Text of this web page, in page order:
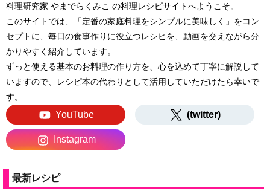
料理研究家 やまでらくみこ の料理レシピサイトへようこそ。
このサイトでは、「定番の家庭料理をシンプルに美味しく」をコン
セプトに、毎日の食事作りに役立つレシピを、動画を交えながら分
かりやすく紹介しています。
ずっと使える基本のお料理の作り方を、心を込めて丁寧に解説して
いますので、レシピ本の代わりとして活用していただけたら幸いで
す。
YouTube (twitter)
Instagram
最新レシピ